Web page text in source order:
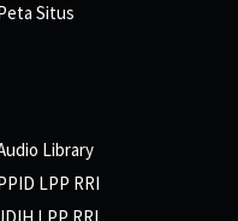
Situs
Library
LPP RRI